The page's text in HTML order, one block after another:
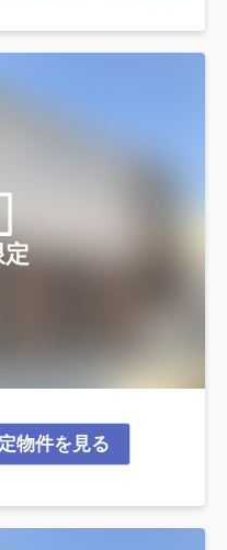
定
物件を見る